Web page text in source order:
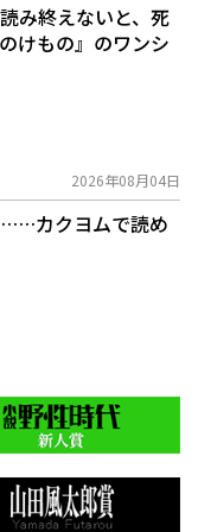
み終えないと、死
けもの』のワンシ
2026年08月04日
カクヨムで読め